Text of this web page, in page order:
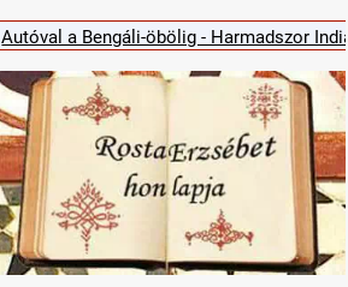
Autóval a Bengáli-öbölig - Harmadszor